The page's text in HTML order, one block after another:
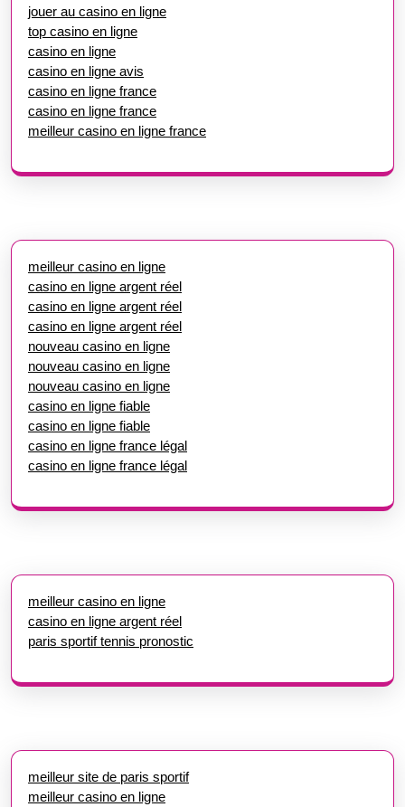
jouer au casino en ligne
top casino en ligne
casino en ligne
casino en ligne avis
casino en ligne france
casino en ligne france
meilleur casino en ligne france
meilleur casino en ligne
casino en ligne argent réel
casino en ligne argent réel
casino en ligne argent réel
nouveau casino en ligne
nouveau casino en ligne
nouveau casino en ligne
casino en ligne fiable
casino en ligne fiable
casino en ligne france légal
casino en ligne france légal
meilleur casino en ligne
casino en ligne argent réel
paris sportif tennis pronostic
meilleur site de paris sportif
meilleur casino en ligne